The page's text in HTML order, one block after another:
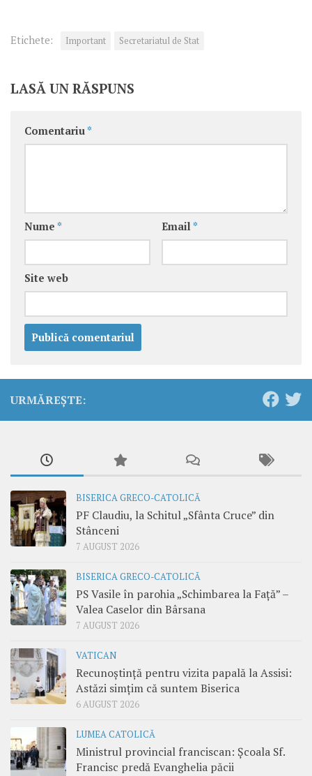
Etichete: Important Secretariatul de Stat
LASĂ UN RĂSPUNS
Comentariu *
Nume * Email *
Site web
URMĂREȘTE:
BISERICA GRECO-CATOLICĂ
PF Claudiu, la Schitul „Sfânta Cruce” din
Stânceni
7 AUGUST 2026
BISERICA GRECO-CATOLICĂ
PS Vasile în parohia „Schimbarea la Față” –
Valea Caselor din Bârsana
7 AUGUST 2026
VATICAN
Recunoștință pentru vizita papală la Assisi:
Astăzi simțim că suntem Biserica
6 AUGUST 2026
LUMEA CATOLICĂ
Ministrul provincial franciscan: Școala Sf.
Francisc predă Evanghelia păcii